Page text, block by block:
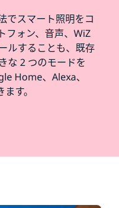
でスマート照明をコ
フォン、音声、WiZ
ルすることも、既存
な 2 つのモードを
Home、Alexa、
す。